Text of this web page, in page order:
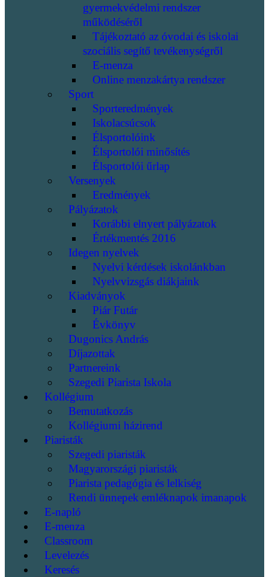
gyermekvédelmi rendszer
működéséről
Tájékoztató az óvodai és iskolai
szociális segítő tevékenységről
E-menza
Online menzakártya rendszer
Sport
Sporteredmények
Iskolacsúcsok
Élsportolóink
Élsportolói minősítés
Élsportolói űrlap
Versenyek
Eredmények
Pályázatok
Korábbi elnyert pályázatok
Értékmentés 2016
Idegen nyelvek
Nyelvi kérdések iskolánkban
Nyelvvizsgás diákjaink
Kiadványok
Piár Futár
Évkönyv
Dugonics András
Díjazottak
Partnereink
Szegedi Piarista Iskola
Kollégium
Bemutatkozás
Kollégiumi házirend
Piaristák
Szegedi piaristák
Magyarországi piaristák
Piarista pedagógia és lelkiség
Rendi ünnepek emléknapok imanapok
E-napló
E-menza
Classroom
Levelezés
Keresés